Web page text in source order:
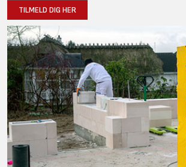
TILMELD DIG HER